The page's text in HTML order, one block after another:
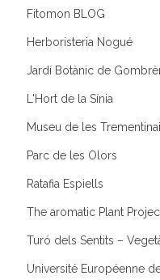
Fitomon BLOG
Herboristeria Nogué
Jardí Botànic de
L'Hort de la Sínia
Museu de les
Parc de les Olors
Ratafia Espiells
The aromatic Plant
Turó dels Sentits –
Université Européenne